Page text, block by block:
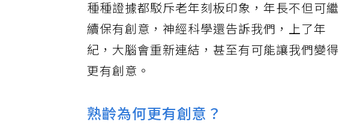
種種證據都駁斥老年刻板印象，年長不但可繼
續保有創意，神經科學還告訴我們，上了年
紀，大腦會重新連結，甚至有可能讓我們變得
更有創意。
熟齡為何更有創意？